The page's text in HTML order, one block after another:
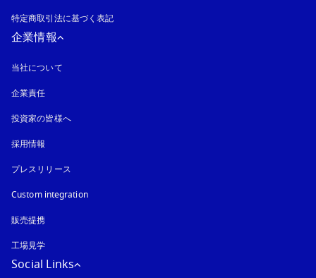
特定商取引法に基づく表記
企業情報
当社について
企業責任
投資家の皆様へ
採用情報
プレスリリース
Custom integration
販売提携
工場見学
Social Links